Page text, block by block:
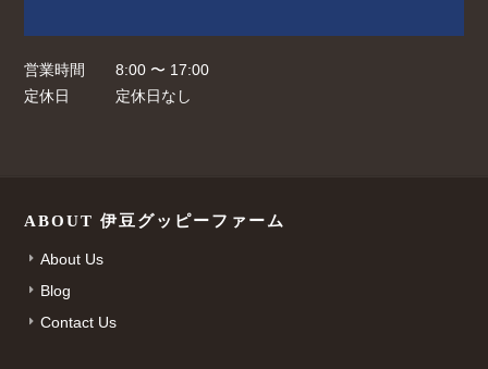
営業時間
8:00 〜 17:00
定休日
定休日なし
ABOUT 伊豆グッピーファーム
About Us
Blog
Contact Us